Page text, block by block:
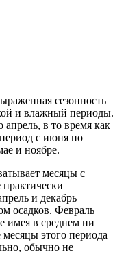
сезонность
и влажный периоды.
апрель, в то время как
с июня по
и ноябре.
месяцы с
практически
и декабрь
осадков. Февраль
имея в среднем ни
этого периода
обычно не